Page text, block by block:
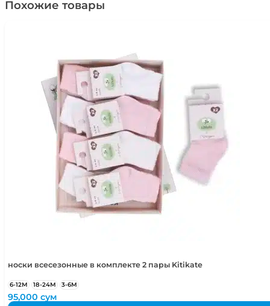
Наследникъ
Похожие товары
носки всесезонные в комплекте 2 пары Kitikate
6-12М 18-24М 3-6М
95,000сум